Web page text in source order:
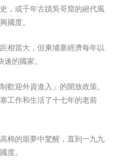
，或千年古蹟吳哥窟的絕代風
國度。
相當大，但柬埔寨經濟每年以
的國家。
歡迎外資進入」的開放政策。
工作和生活了十七年的老前
棉的噩夢中驚醒，直到一九九
度。